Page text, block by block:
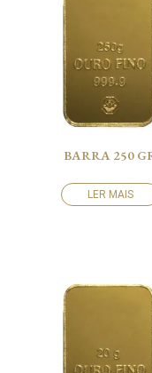
BARRA 250
LER MAIS